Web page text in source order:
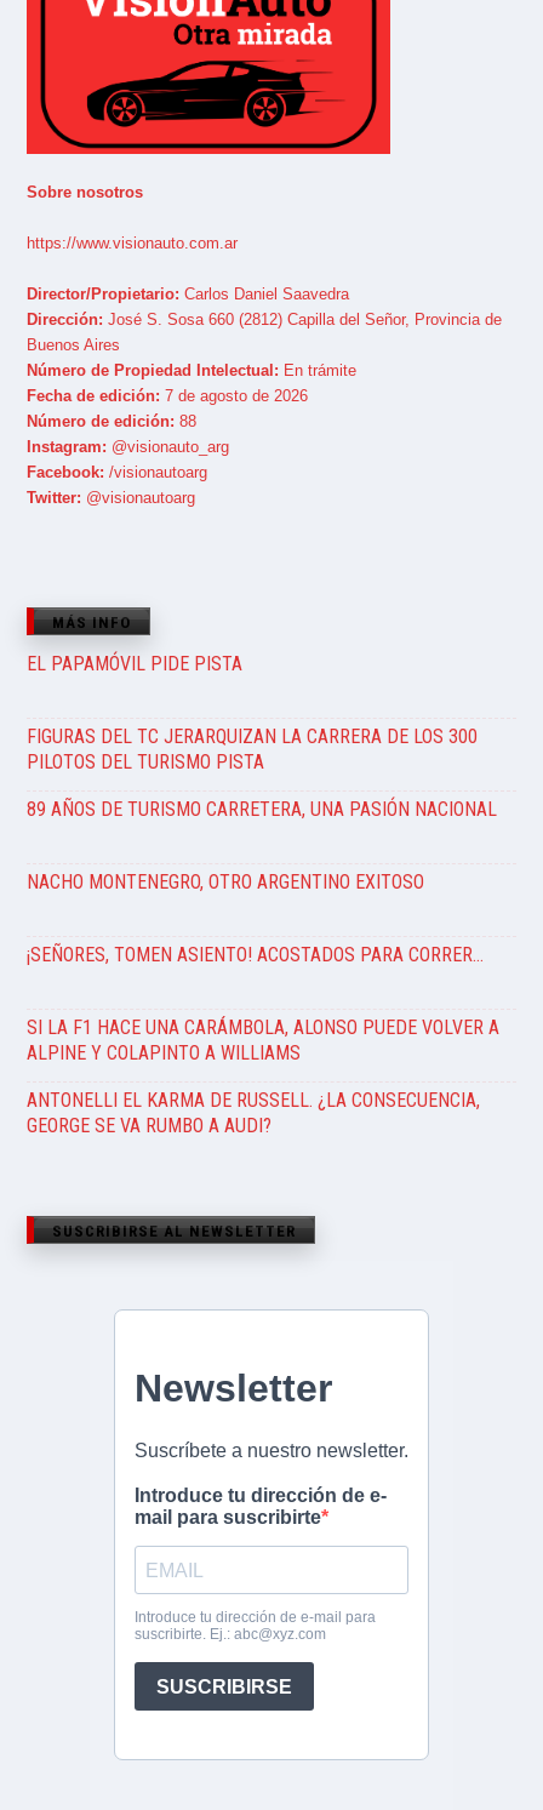
Sobre nosotros
https://www.visionauto.com.ar
Director/Propietario: Carlos Daniel Saavedra
Dirección: José S. Sosa 660 (2812) Capilla del Señor, Provincia de
Buenos Aires
Número de Propiedad Intelectual: En trámite
Fecha de edición: 7 de agosto de 2026
Número de edición: 88
Instagram: @visionauto_arg
Facebook: /visionautoarg
Twitter: @visionautoarg
MÁS INFO
EL PAPAMÓVIL PIDE PISTA
FIGURAS DEL TC JERARQUIZAN LA CARRERA DE LOS 300
PILOTOS DEL TURISMO PISTA
89 AÑOS DE TURISMO CARRETERA, UNA PASIÓN NACIONAL
NACHO MONTENEGRO, OTRO ARGENTINO EXITOSO
¡SEÑORES, TOMEN ASIENTO! ACOSTADOS PARA CORRER…
SI LA F1 HACE UNA CARÁMBOLA, ALONSO PUEDE VOLVER A
ALPINE Y COLAPINTO A WILLIAMS
ANTONELLI EL KARMA DE RUSSELL. ¿LA CONSECUENCIA,
GEORGE SE VA RUMBO A AUDI?
SUSCRIBIRSE AL NEWSLETTER